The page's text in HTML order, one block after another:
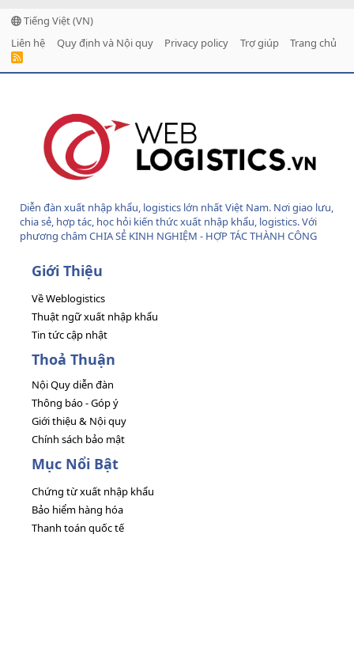
Tiếng Việt (VN)
Liên hệ
Quy định và Nội quy Privacy policy Trợ giúp Trang chủ
R
Diễn đàn xuất nhập khẩu, logistics lớn nhất Việt Nam. Nơi giao lưu,
chia sẻ, hợp tác, học hỏi kiến thức xuất nhập khẩu, logistics. Với
phương châm CHIA SẺ KINH NGHIỆM - HỢP TÁC THÀNH CÔNG
Giới Thiệu
Về Weblogistics
Thuật ngữ xuất nhập khẩu
Tin tức cập nhật
Thoả Thuận
Nội Quy diễn đàn
Thông báo - Góp ý
Giới thiệu & Nội quy
Chính sách bảo mật
Mục Nổi Bật
Chứng từ xuất nhập khẩu
Bảo hiểm hàng hóa
Thanh toán quốc tế